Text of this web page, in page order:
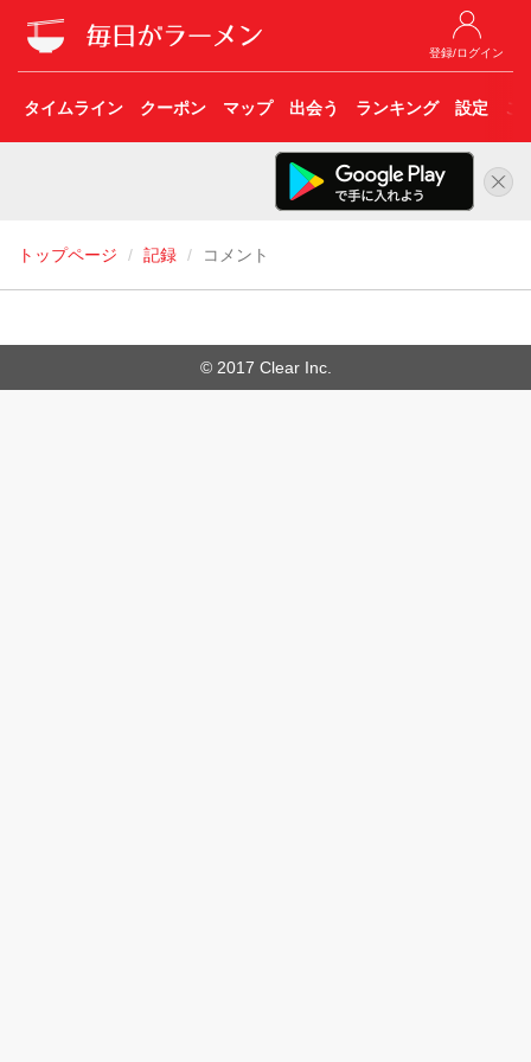
登録/ログイン
タイムライン クーポン マップ 出会う ランキング 設定 こ
トップページ 記録 コメント
© 2017 Clear Inc.